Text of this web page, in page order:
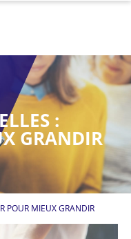
:
GRANDIR
POUR MIEUX GRANDIR